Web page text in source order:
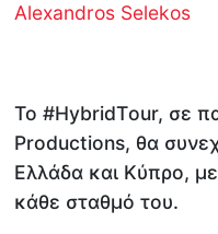
Alexandros Selekos
Το #HybridΤour, σε
Productions, θα
Ελλάδα και Κύπρο,
κάθε σταθμό του.